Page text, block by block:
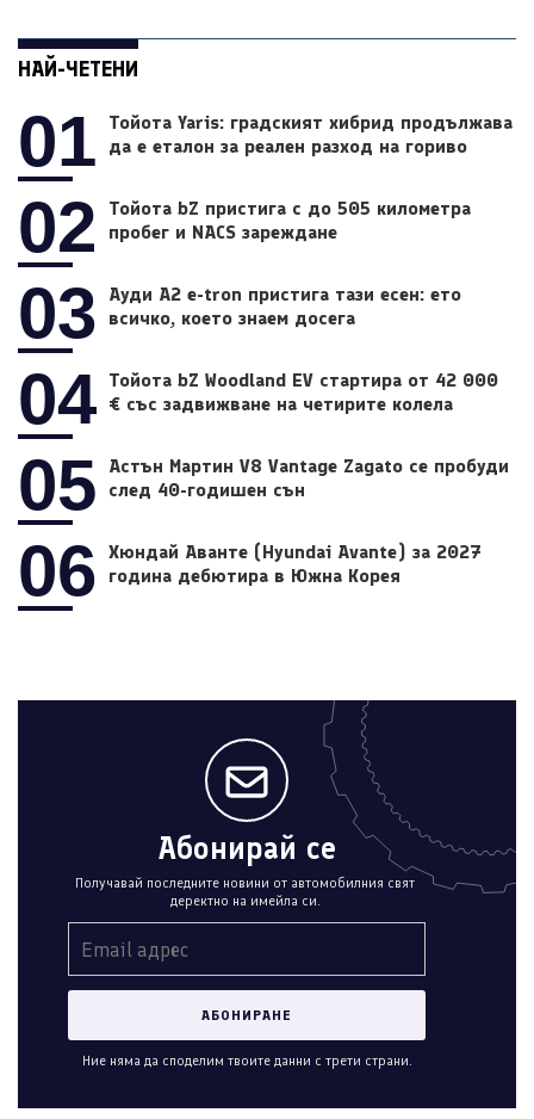
НАЙ-ЧЕТЕНИ
01
Тойота Yaris: градският хибрид продължава
да е еталон за реален разход на гориво
02
Тойота bZ пристига с до 505 километра
пробег и NACS зареждане
03
Ауди A2 e-tron пристига тази есен: ето
всичко, което знаем досега
04 Тойота bZ Woodland EV стартира от 42 000
€ със задвижване на четирите колела
05
Астън Мартин V8 Vantage Zagato се пробуди
след 40-годишен сън
06
Хюндай Аванте (Hyundai Avante) за 2027
година дебютира в Южна Корея
Абонирай се
Получавай последните новини от автомобилния свят
деректно на имейла си.
Ние няма да споделим твоите данни с трети страни.